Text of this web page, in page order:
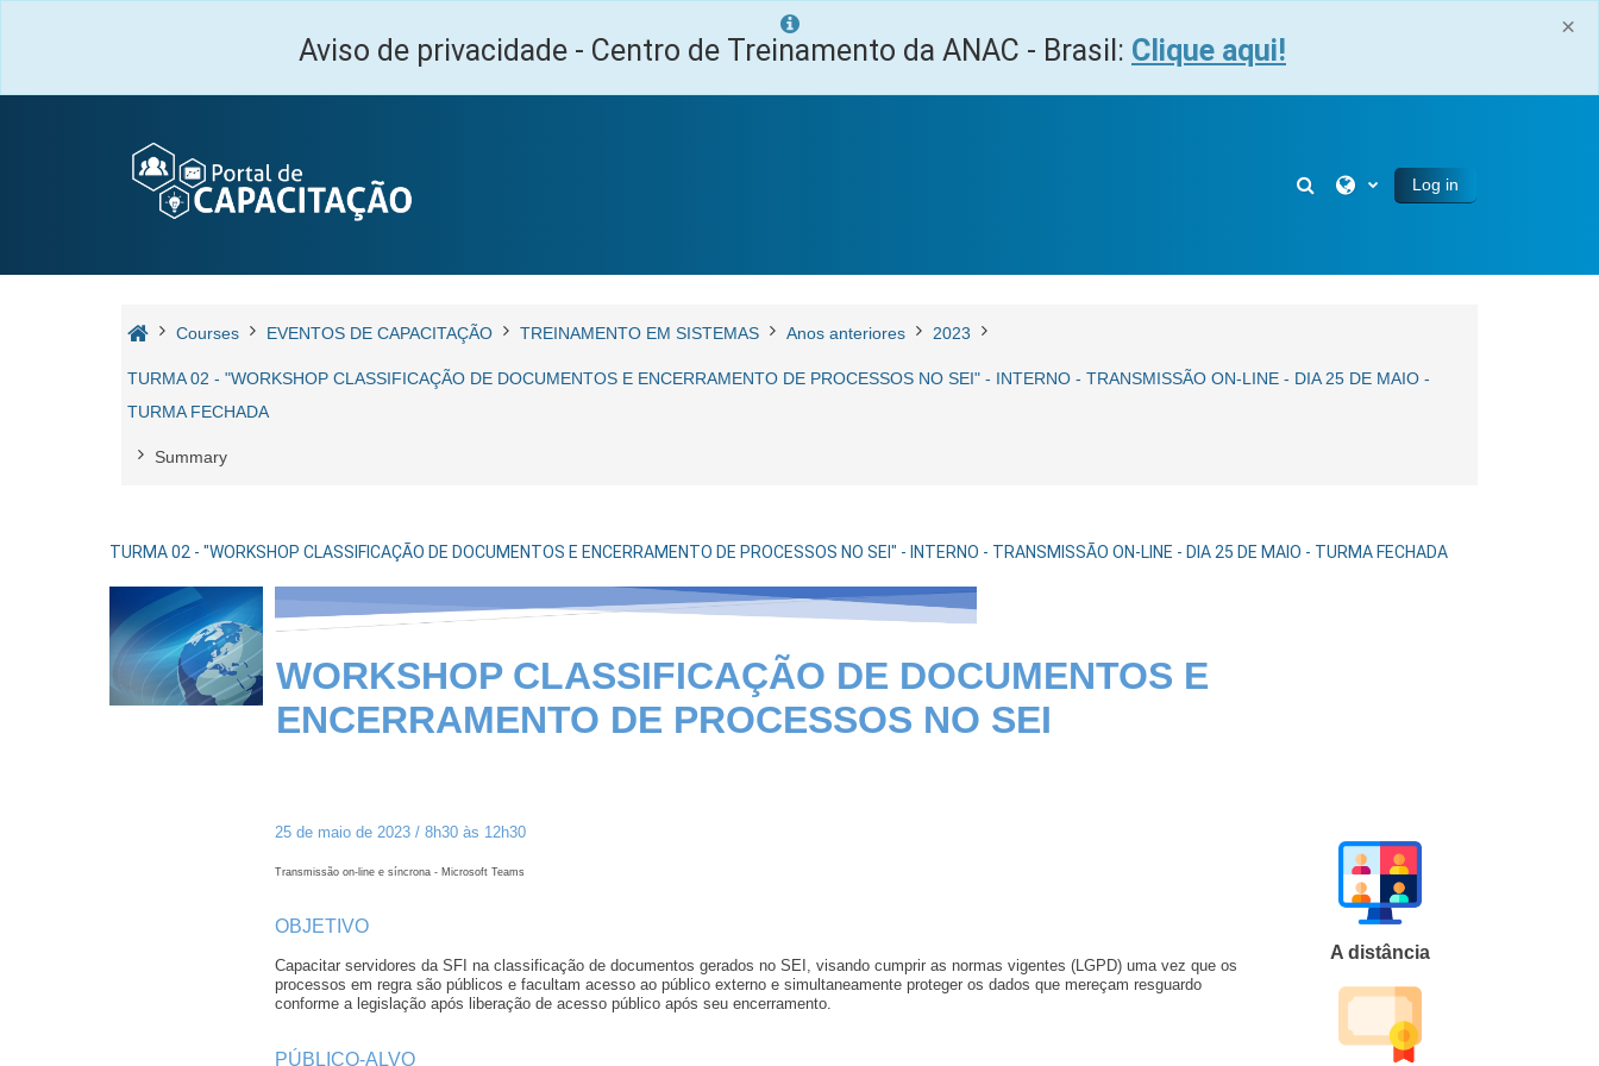
×
Aviso de privacidade - Centro de Treinamento da ANAC - Brasil: Clique aqui!
Toggle search input
Log in
Courses EVENTOS DE CAPACITAÇÃO TREINAMENTO EM SISTEMAS Anos anteriores 2023
TURMA 02 - "WORKSHOP CLASSIFICAÇÃO DE DOCUMENTOS E ENCERRAMENTO DE PROCESSOS NO SEI" - INTERNO - TRANSMISSÃO ON-LINE - DIA 25 DE MAIO -
TURMA FECHADA
Summary
TURMA 02 - "WORKSHOP CLASSIFICAÇÃO DE DOCUMENTOS E ENCERRAMENTO DE PROCESSOS NO SEI" - INTERNO - TRANSMISSÃO ON-LINE - DIA 25 DE MAIO - TURMA FECHADA
WORKSHOP CLASSIFICAÇÃO DE DOCUMENTOS E
ENCERRAMENTO DE PROCESSOS NO SEI
25 de maio de 2023 / 8h30 às 12h30
Transmissão on-line e síncrona - Microsoft Teams
OBJETIVO
Capacitar servidores da SFI na classificação de documentos gerados no SEI, visando cumprir as normas vigentes (LGPD) uma vez que os
processos em regra são públicos e facultam acesso ao público externo e simultaneamente proteger os dados que mereçam resguardo
conforme a legislação após liberação de acesso público após seu encerramento.
PÚBLICO-ALVO
A distância